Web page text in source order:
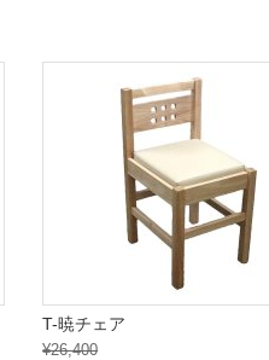
T-暁チェア
¥26,400